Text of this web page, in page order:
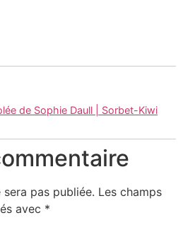
de Sophie Daull | Sorbet-Kiwi
pas publiée. Les champs
avec *